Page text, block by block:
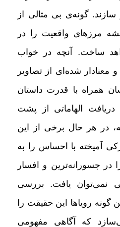
گونه‌ی بی مثالی از
مرزهای واقعیت را در
ساخت. آنچه در خواب
شده‌ای از تصاویر
همراه با قدرت داستان
الهاماتی از پشت
در هر حال برخی از این
آمیخته با احساس را به
در جسورانه‌ترین و افسار
نمی‌توان یافت. بررسی
رویاها این حقیقت را
که آگاهی مفهومی